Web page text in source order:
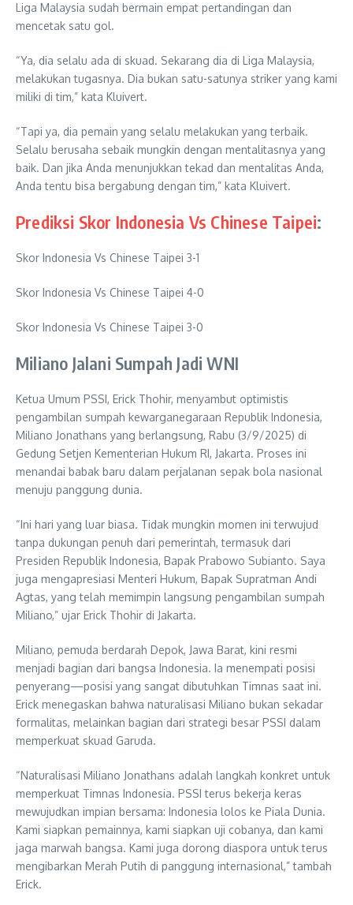
Liga Malaysia sudah bermain empat pertandingan dan
mencetak satu gol.
“Ya, dia selalu ada di skuad. Sekarang dia di Liga Malaysia,
melakukan tugasnya. Dia bukan satu-satunya striker yang kami
miliki di tim,” kata Kluivert.
“Tapi ya, dia pemain yang selalu melakukan yang terbaik.
Selalu berusaha sebaik mungkin dengan mentalitasnya yang
baik. Dan jika Anda menunjukkan tekad dan mentalitas Anda,
Anda tentu bisa bergabung dengan tim,” kata Kluivert.
Prediksi Skor Indonesia Vs Chinese Taipei:
Skor Indonesia Vs Chinese Taipei 3-1
Skor Indonesia Vs Chinese Taipei 4-0
Skor Indonesia Vs Chinese Taipei 3-0
Miliano Jalani Sumpah Jadi WNI
Ketua Umum PSSI, Erick Thohir, menyambut optimistis
pengambilan sumpah kewarganegaraan Republik Indonesia,
Miliano Jonathans yang berlangsung, Rabu (3/9/2025) di
Gedung Setjen Kementerian Hukum RI, Jakarta. Proses ini
menandai babak baru dalam perjalanan sepak bola nasional
menuju panggung dunia.
“Ini hari yang luar biasa. Tidak mungkin momen ini terwujud
tanpa dukungan penuh dari pemerintah, termasuk dari
Presiden Republik Indonesia, Bapak Prabowo Subianto. Saya
juga mengapresiasi Menteri Hukum, Bapak Supratman Andi
Agtas, yang telah memimpin langsung pengambilan sumpah
Miliano,” ujar Erick Thohir di Jakarta.
Miliano, pemuda berdarah Depok, Jawa Barat, kini resmi
menjadi bagian dari bangsa Indonesia. Ia menempati posisi
penyerang—posisi yang sangat dibutuhkan Timnas saat ini.
Erick menegaskan bahwa naturalisasi Miliano bukan sekadar
formalitas, melainkan bagian dari strategi besar PSSI dalam
memperkuat skuad Garuda.
“Naturalisasi Miliano Jonathans adalah langkah konkret untuk
memperkuat Timnas Indonesia. PSSI terus bekerja keras
mewujudkan impian bersama: Indonesia lolos ke Piala Dunia.
Kami siapkan pemainnya, kami siapkan uji cobanya, dan kami
jaga marwah bangsa. Kami juga dorong diaspora untuk terus
mengibarkan Merah Putih di panggung internasional,” tambah
Erick.